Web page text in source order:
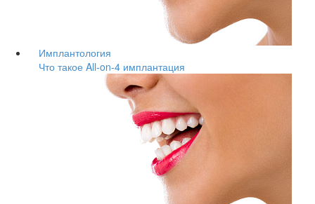
Имплантология
Что такое All-on-4 имплантация